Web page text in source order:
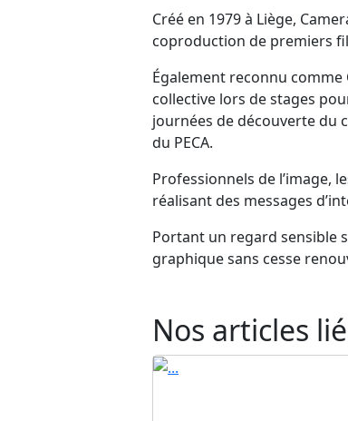
Créé en 1979 à Liège,
coproduction de premiers
Également reconnu comme
collective lors de stages
journées de découverte du
du PECA.
Professionnels de l’image,
réalisant des messages
Portant un regard sensible
graphique sans cesse
Nos articles